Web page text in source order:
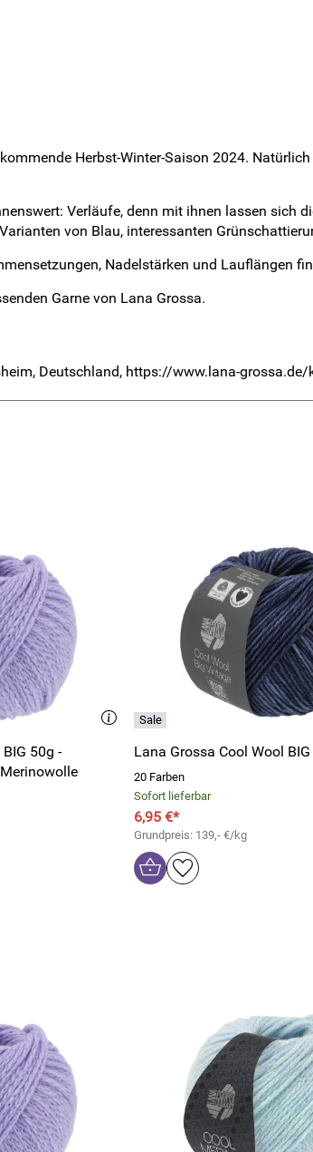
Herbst-Winter-Saison 2024.
Verläufe, denn mit ihnen lassen sich
von Blau, interessanten
Nadelstärken und Lauflängen
Garne von Lana Grossa.
Deutschland, https://www.lana-
50g -
Lana Grossa Cool Wool BIG
20 Farben
Sofort lieferbar
6,95 €*
Grundpreis: 139,- €/kg